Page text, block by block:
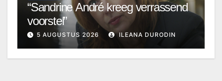
“Sandrine André kreeg verrassend
voorstel”
5 AUGUSTUS 2026 ILEANA DURODIN